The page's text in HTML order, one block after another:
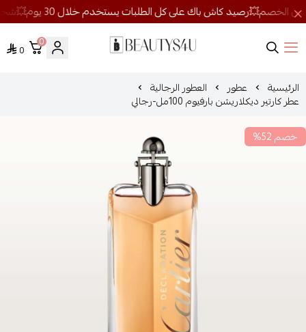
روائح الجمال
0
0
الرئيسية عطور العطور الرجالية
عطر كارتير ديكلاريشن بارفيوم 100مل-رجالي
خصم 52%